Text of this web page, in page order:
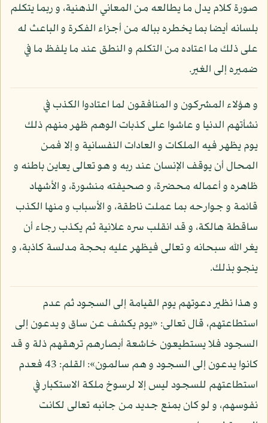
صورة كلام يدل ما يطالعه من المعاني الذهنية، و ربما يتكلم
بلسانه أيضا بما يخطره بباله من أجزاء الفكرة و الباعث له
على ذلك ما اعتاده من التكلم و النطق عند ما يلفظ ما في
ضميره إلى الغير.
و هؤلاء المشركون و المنافقون لما اعتادوا الكذب في
نشأتهم الدنيا و عاشوا على كذبات الوهم ظهر منهم ذلك
يوم يظهر فيه الملكات و العادات النفسانية و إلا فمن
المحال أن يوقف الإنسان عند ربه و هو تعالى يعاين باطنه و
ظاهره و أعماله محضرة، و صحيفته منشورة، و الأشهاد
قائمة و جوارحه بما عملت ناطقة، و الأسباب و منها الكذب
ساقطة هالكة، و قد انقلب سره علانية ثم يكذب رجاء أن
يغر الله سبحانه و تعالى فيظهر عليه بحجة مدلسة كاذبة، و
ينجو بذلك.
و هذا نظير دعوتهم يوم القيامة إلى السجود ثم عدم
استطاعتهم، قال تعالى: «يوم يكشف عن ساق و يدعون إلى
السجود فلا يستطيعون خاشعة أبصارهم ترهقهم ذلة و قد
كانوا يدعون إلى السجود و هم سالمون»: القلم: 43 فعدم
استطاعتهم للسجود ليس إلا لرسوخ ملكة الاستكبار في
نفوسهم، و لو كان بمنع جديد من جانبه تعالى لكانت